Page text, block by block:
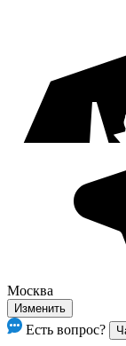
Москва
Изменить
Есть вопрос?